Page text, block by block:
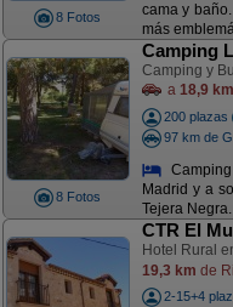
8 Fotos
cama y
más
8 Fotos
Camping
Camping y
a 18,9 km
200 plazas
97 km de
Madrid y a
Tejera
CTR El
Hotel Rural
19,3 km de
2-15+4